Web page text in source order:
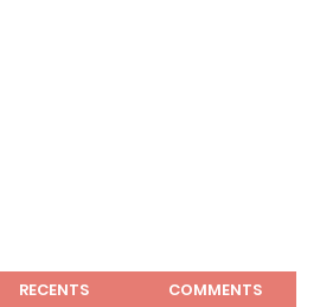
RECENTS COMMENTS